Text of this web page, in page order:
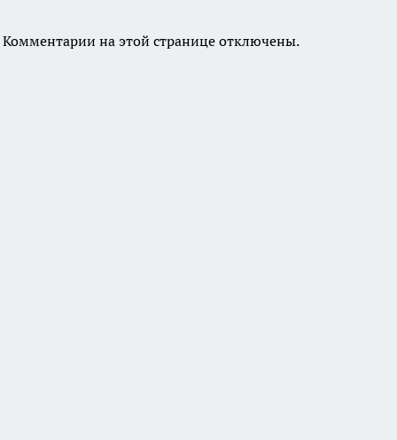
Комментарии на этой странице отключены.